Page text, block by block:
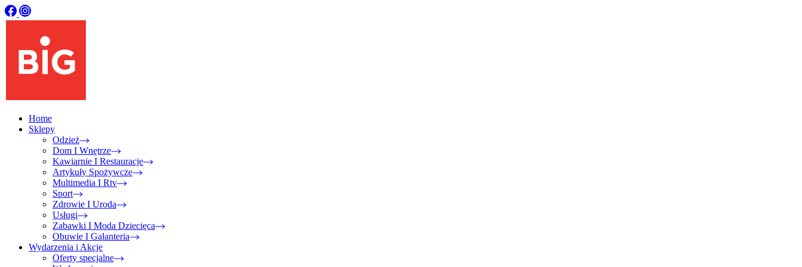
Home
Sklepy
Odzież
Dom I Wnętrze
Kawiarnie I Restauracje
Artykuły Spożywcze
Multimedia I Rtv
Sport
Zdrowie I Uroda
Usługi
Zabawki I Moda Dziecięca
Obuwie I Galanteria
Wydarzenia i Akcje
Oferty specjalne